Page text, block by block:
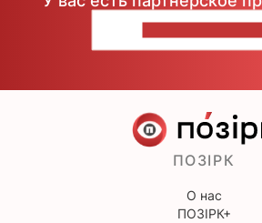
ПОЗІРК
О нас
ПОЗІРК+